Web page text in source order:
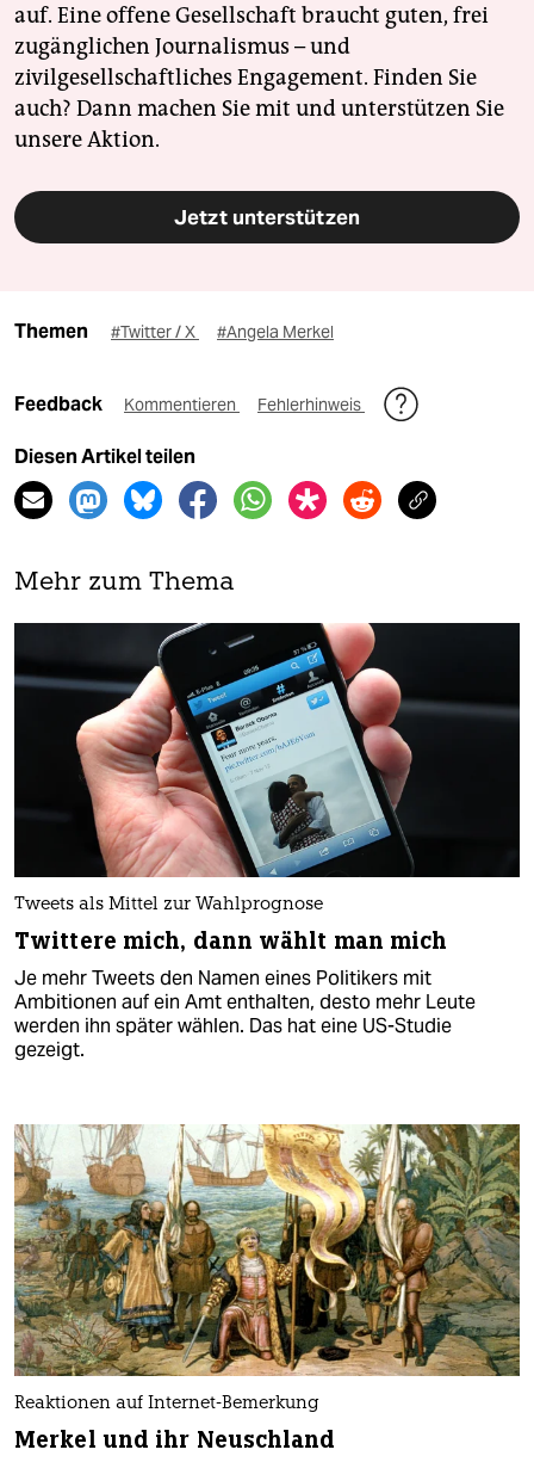
auf. Eine offene Gesellschaft braucht guten, frei
zugänglichen Journalismus – und
zivilgesellschaftliches Engagement. Finden Sie
auch? Dann machen Sie mit und unterstützen Sie
unsere Aktion.
Jetzt unterstützen
Themen #Twitter / X #Angela Merkel
Feedback Kommentieren Fehlerhinweis
Diesen Artikel teilen
Mehr zum Thema
Tweets als Mittel zur Wahlprognose
Twittere mich, dann wählt man mich
Je mehr Tweets den Namen eines Politikers mit
Ambitionen auf ein Amt enthalten, desto mehr Leute
werden ihn später wählen. Das hat eine US-Studie
gezeigt.
Reaktionen auf Internet-Bemerkung
Merkel und ihr Neuschland